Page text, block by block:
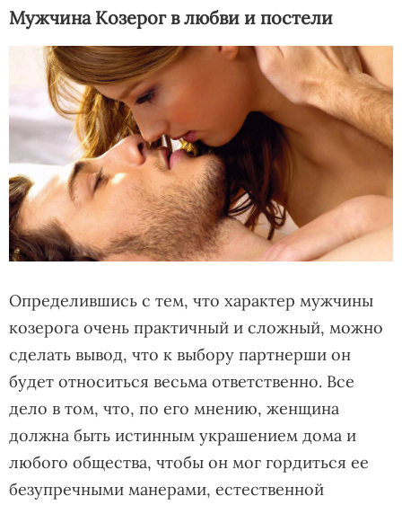
Мужчина Козерог в любви и постели
Определившись с тем, что характер мужчины
козерога очень практичный и сложный, можно
сделать вывод, что к выбору партнерши он
будет относиться весьма ответственно. Все
дело в том, что, по его мнению, женщина
должна быть истинным украшением дома и
любого общества, чтобы он мог гордиться ее
безупречными манерами, естественной